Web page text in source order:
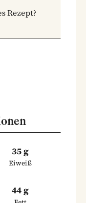
Rezept?
35 g
Eiweiß
44 g